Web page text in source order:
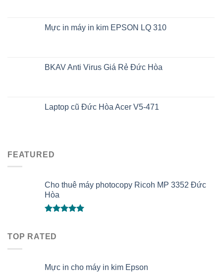
Mực in máy in kim EPSON LQ 310
BKAV Anti Virus Giá Rẻ Đức Hòa
Laptop cũ Đức Hòa Acer V5-471
FEATURED
Cho thuê máy photocopy Ricoh MP 3352 Đức
Hòa
5 sao
TOP RATED
Mực in cho máy in kim Epson